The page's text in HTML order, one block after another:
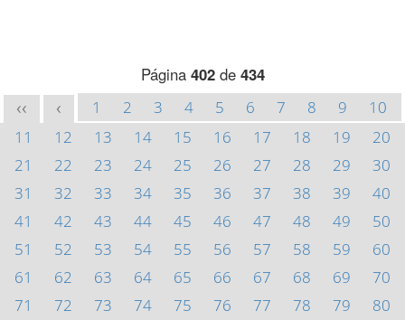
Página 402de 434
<< < 1 2 3 4 5 6 7 8 9
10
11
12 13 14 15 16 17 18 19
20
21
22 23 24 25 26 27 28 29
30
31
32 33 34 35 36 37 38 39
40
41
42 43 44 45 46 47 48 49
50
51
52 53 54 55 56 57 58 59
60
61
62 63 64 65 66 67 68 69
70
71
72 73 74 75 76 77 78 79
80